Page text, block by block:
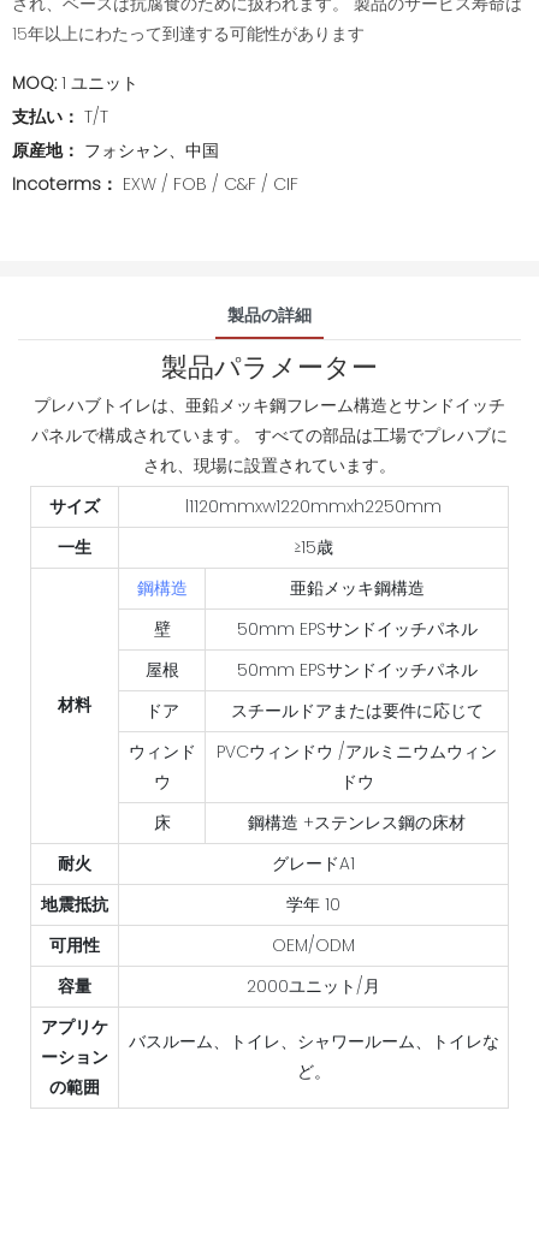
15年以上にわたって到達する可能性があります
MOQ: 1 ユニット
支払い： T/T
原産地： フォシャン、中国
Incoterms： EXW / FOB / C&F / CIF
製品の詳細
製品パラメーター
プレハブトイレは、亜鉛メッキ鋼フレーム構造とサンドイッチ
パネルで構成されています。 すべての部品は工場でプレハブに
され、現場に設置されています。
サイズ
l1120mmxw1220mmxh2250mm
一生
≥15歳
材料
鋼構造
亜鉛メッキ鋼構造
壁
50mm EPSサンドイッチパネル
屋根
50mm EPSサンドイッチパネル
ドア
スチールドアまたは要件に応じて
ウィンド
ウ
PVCウィンドウ /アルミニウムウィン
ドウ
床
鋼構造 +ステンレス鋼の床材
耐火
グレードA1
地震抵抗
学年 10
可用性
OEM/ODM
容量
2000ユニット/月
アプリケ
ーション
の範囲
バスルーム、トイレ、シャワールーム、トイレな
ど。